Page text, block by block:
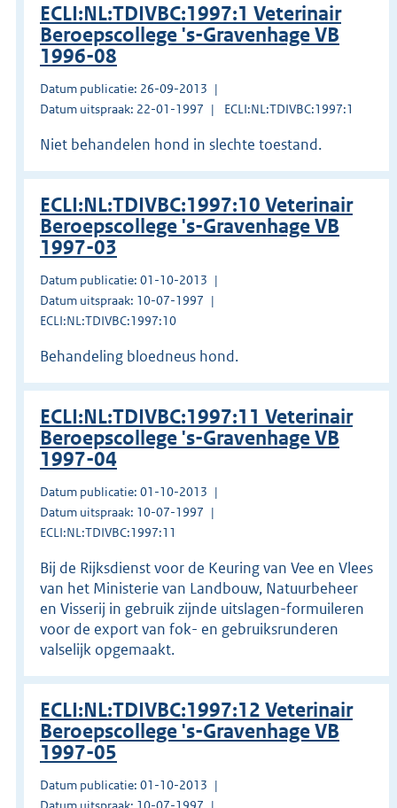
ECLI:NL:TDIVBC:1997:1 Veterinair
Beroepscollege 's-Gravenhage VB
1996-08
Datum publicatie: 26-09-2013
Datum uitspraak: 22-01-1997
ECLI:NL:TDIVBC:1997:1
Niet behandelen hond in slechte toestand.
ECLI:NL:TDIVBC:1997:10 Veterinair
Beroepscollege 's-Gravenhage VB
1997-03
Datum publicatie: 01-10-2013
Datum uitspraak: 10-07-1997
ECLI:NL:TDIVBC:1997:10
Behandeling bloedneus hond.
ECLI:NL:TDIVBC:1997:11 Veterinair
Beroepscollege 's-Gravenhage VB
1997-04
Datum publicatie: 01-10-2013
Datum uitspraak: 10-07-1997
ECLI:NL:TDIVBC:1997:11
Bij de Rijksdienst voor de Keuring van Vee en Vlees
van het Ministerie van Landbouw, Natuurbeheer
en Visserij in gebruik zijnde uitslagen-formuileren
voor de export van fok- en gebruiksrunderen
valselijk opgemaakt.
ECLI:NL:TDIVBC:1997:12 Veterinair
Beroepscollege 's-Gravenhage VB
1997-05
Datum publicatie: 01-10-2013